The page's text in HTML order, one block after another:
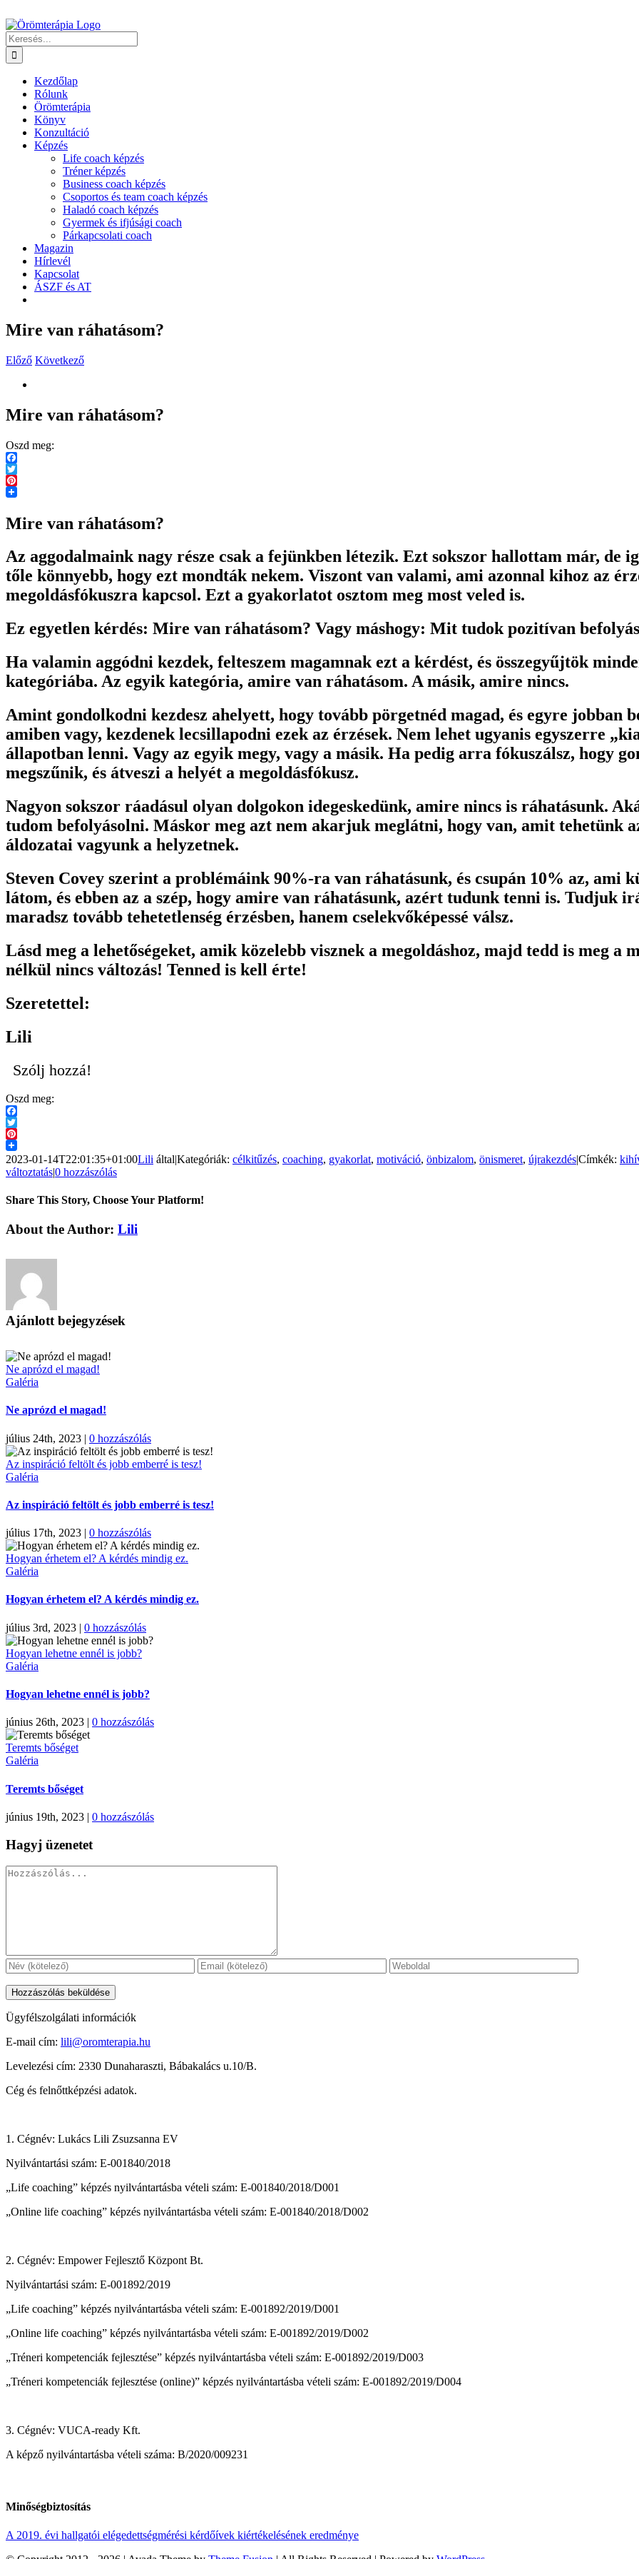
Keresés...
Kezdőlap
Rólunk
Örömterápia
Könyv
Konzultáció
Képzés
Life coach képzés
Tréner képzés
Business coach képzés
Csoportos és team coach képzés
Haladó coach képzés
Gyermek és ifjúsági coach
Párkapcsolati coach
Magazin
Hírlevél
Kapcsolat
ÁSZF és AT
Mire van ráhatásom?
Előző Következő
Mire van ráhatásom?
Oszd meg:
Facebook
Twitter
Pinterest
Mire van ráhatásom?
Az aggodalmaink nagy része csak a fejünkben létezik. Ezt sokszor hallottam már, de
tőle könnyebb, hogy ezt mondták nekem. Viszont van valami, ami azonnal kihoz az
megoldásfókuszra kapcsol. Ezt a gyakorlatot osztom meg most veled is.
Ez egyetlen kérdés: Mire van ráhatásom? Vagy máshogy: Mit tudok pozitívan
Ha valamin aggódni kezdek, felteszem magamnak ezt a kérdést, és összegyűjtök
kategóriába. Az egyik kategória, amire van ráhatásom. A másik, amire nincs.
Amint gondolkodni kezdesz ahelyett, hogy tovább pörgetnéd magad, és egyre jobban
amiben vagy, kezdenek lecsillapodni ezek az érzések. Nem lehet ugyanis egyszerre
állapotban lenni. Vagy az egyik megy, vagy a másik. Ha pedig arra fókuszálsz, hogy
megszűnik, és átveszi a helyét a megoldásfókusz.
Nagyon sokszor ráadásul olyan dolgokon idegeskedünk, amire nincs is ráhatásunk.
tudom befolyásolni. Máskor meg azt nem akarjuk meglátni, hogy van, amit tehetünk
áldozatai vagyunk a helyzetnek.
Steven Covey szerint a problémáink 90%-ra van ráhatásunk, és csupán 10% az, ami
látom, és ebben az a szép, hogy amire van ráhatásunk, azért tudunk tenni is. Tudjuk
maradsz tovább tehetetlenség érzésben, hanem cselekvőképessé válsz.
Lásd meg a lehetőségeket, amik közelebb visznek a megoldáshoz, majd tedd is meg a
nélkül nincs változás! Tenned is kell érte!
Szeretettel:
Lili
Szólj hozzá!
Oszd meg:
Facebook
Twitter
Pinterest
2023-01-14T22:01:35+01:00Lili által|Kategóriák: célkitűzés, coaching, gyakorlat, motiváció, önbizalom, önismeret, újrakezdés|Címkék:
változtatás|0 hozzászólás
Share This Story, Choose Your Platform!
Facebook
X
Reddit
LinkedIn
Pinterest
Vk
About the Author: Lili
Ajánlott bejegyzések
Ne aprózd el magad!
Galéria
Ne aprózd el magad!
július 24th, 2023 | 0 hozzászólás
Az inspiráció feltölt és jobb emberré is tesz!
Galéria
Az inspiráció feltölt és jobb emberré is tesz!
július 17th, 2023 | 0 hozzászólás
Hogyan érhetem el? A kérdés mindig ez.
Galéria
Hogyan érhetem el? A kérdés mindig ez.
július 3rd, 2023 | 0 hozzászólás
Hogyan lehetne ennél is jobb?
Galéria
Hogyan lehetne ennél is jobb?
június 26th, 2023 | 0 hozzászólás
Teremts bőséget
Galéria
Teremts bőséget
június 19th, 2023 | 0 hozzászólás
Hagyj üzenetet
Hozzászólás
Ügyfélszolgálati információk
E-mail cím: lili@oromterapia.hu
Levelezési cím: 2330 Dunaharaszti, Bábakalács u.10/B.
Cég és felnőttképzési adatok.
1. Cégnév: Lukács Lili Zsuzsanna EV
Nyilvántartási szám: E-001840/2018
„Life coaching” képzés nyilvántartásba vételi szám: E-001840/2018/D001
„Online life coaching” képzés nyilvántartásba vételi szám: E-001840/2018/D002
2. Cégnév: Empower Fejlesztő Központ Bt.
Nyilvántartási szám: E-001892/2019
„Life coaching” képzés nyilvántartásba vételi szám: E-001892/2019/D001
„Online life coaching” képzés nyilvántartásba vételi szám: E-001892/2019/D002
„Tréneri kompetenciák fejlesztése” képzés nyilvántartásba vételi szám: E-001892/2019/D003
„Tréneri kompetenciák fejlesztése (online)” képzés nyilvántartásba vételi szám: E-001892/2019/D004
3. Cégnév: VUCA-ready Kft.
A képző nyilvántartásba vételi száma: B/2020/009231
Minőségbiztosítás
A 2019. évi hallgatói elégedettségmérési kérdőívek kiértékelésének eredménye